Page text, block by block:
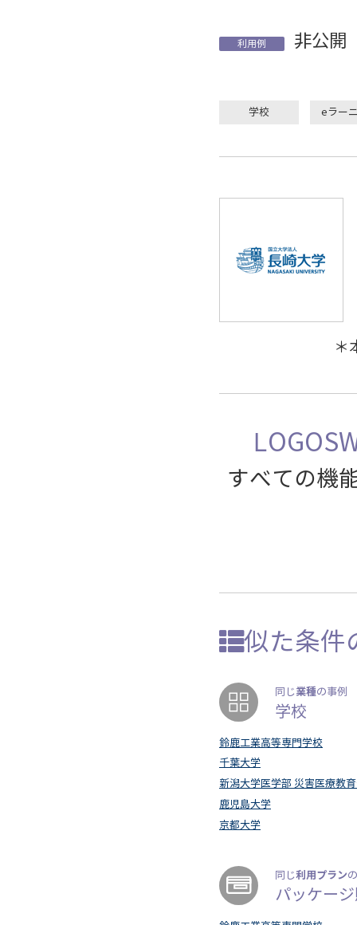
利用例 非公開
学校 eラー
＊
すべての機
似た条件
同じ 業種の事例
学校
鈴鹿工業高等専門学校
千葉大学
新潟大学医学部 災害医療教
鹿児島大学
京都大学
同じ利用プラン
パッケー